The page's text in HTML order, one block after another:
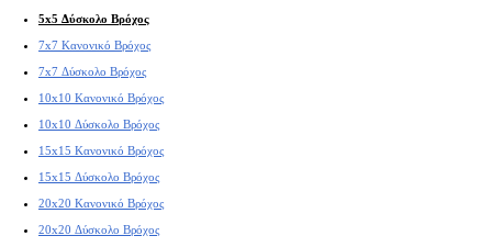
5x5 Δύσκολο Βρόχος
7x7 Κανονικό Βρόχος
7x7 Δύσκολο Βρόχος
10x10 Κανονικό Βρόχος
10x10 Δύσκολο Βρόχος
15x15 Κανονικό Βρόχος
15x15 Δύσκολο Βρόχος
20x20 Κανονικό Βρόχος
20x20 Δύσκολο Βρόχος